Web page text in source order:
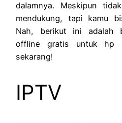
dalamnya. Meskipun
mendukung, tapi kamu
Nah, berikut ini adalah
offline gratis untuk hp
sekarang!
IPTV